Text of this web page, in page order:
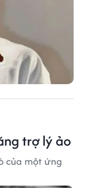
trợ lý ảo
của một ứng